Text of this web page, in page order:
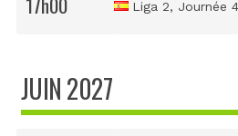
Liga 2, Journée
JUIN 2027